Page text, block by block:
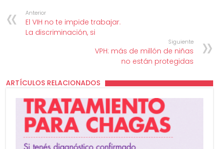
Anterior
El VIH no te impide trabajar.
La discriminación, si
Siguiente
VPH: más de millón de niñas
no están protegidas
ARTÍCULOS RELACIONADOS